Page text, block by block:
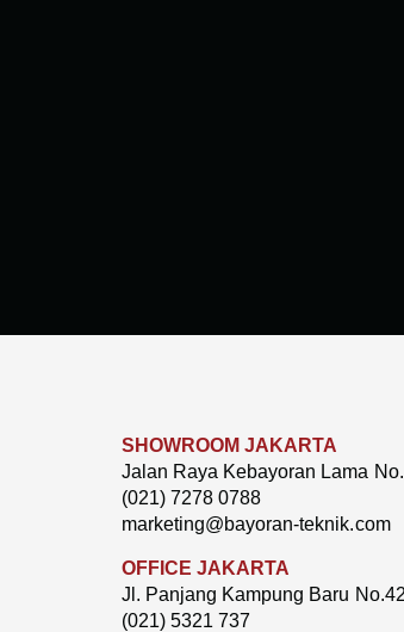
SHOWROOM JAKARTA
Jalan Raya Kebayoran Lama
(021) 7278 0788
marketing@bayoran-teknik.com
OFFICE JAKARTA
Jl. Panjang Kampung Baru
(021) 5321 737